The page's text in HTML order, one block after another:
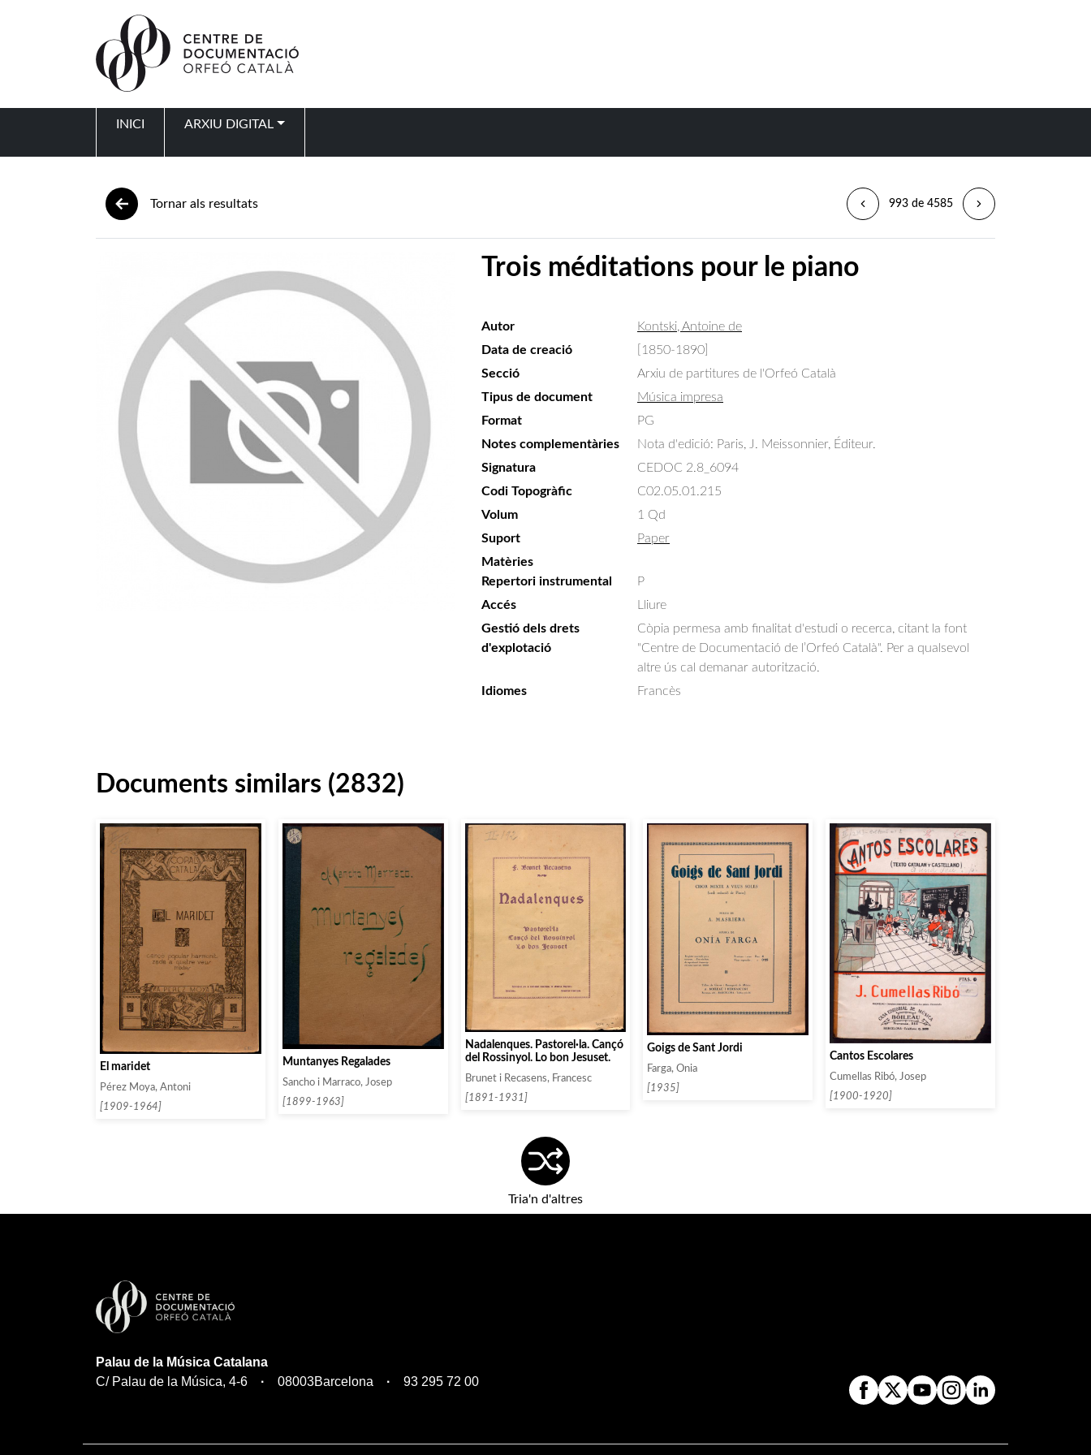
INICI ARXIU DIGITAL
Tornar als resultats 993 de 4585
Trois méditations pour le piano
Autor
Kontski, Antoine de
Data de creació
[1850-1890]
Secció
Arxiu de partitures de l'Orfeó Català
Tipus de document
Música impresa
Format
PG
Notes complementàries
Nota d'edició: Paris, J. Meissonnier, Éditeur.
Signatura
CEDOC 2.8_6094
Codi Topogràfic
C02.05.01.215
Volum
1 Qd
Suport
Paper
Matèries
Repertori instrumental
P
Accés
Lliure
Gestió dels drets
d'explotació
Còpia permesa amb finalitat d'estudi o recerca, citant la font
"Centre de Documentació de l’Orfeó Català". Per a qualsevol
altre ús cal demanar autorització.
Idiomes
Francès
Documents similars (2832)
El maridet
Pérez Moya, Antoni
[1909-1964]
Muntanyes Regalades
Sancho i Marraco, Josep
[1899-1963]
Nadalenques. Pastorel·la. Cançó
del Rossinyol. Lo bon Jesuset.
Brunet i Recasens, Francesc
[1891-1931]
Goigs de Sant Jordi
Farga, Onia
[1935]
Cantos Escolares
Cumellas Ribó, Josep
[1900-1920]
Tria'n d'altres
Palau de la Música Catalana
C/ Palau de la Música, 4-6
08003Barcelona 93 295 72 00